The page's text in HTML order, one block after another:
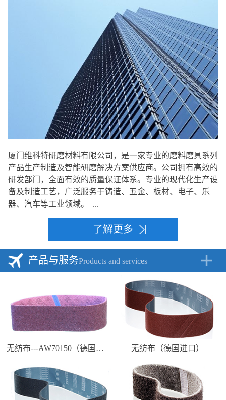
厦门维科特研磨材料有限公司，是一家专业的磨料磨具系列
产品生产制造及智能研磨解决方案供应商。公司拥有高效的
研发部门，全面有效的质量保证体系。专业的现代化生产设
备及制造工艺，广泛服务于铸造、五金、板材、电子、乐
器、汽车等工业领域。 ...
了解更多
产品与服务Products and services
无纺布---AW70150（德国进口） 无纺布（德国进口）